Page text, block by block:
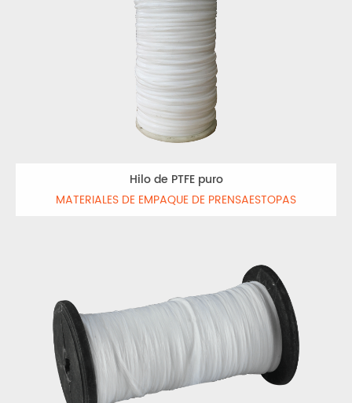
Hilo de PTFE puro
MATERIALES DE EMPAQUE DE PRENSAESTOPAS